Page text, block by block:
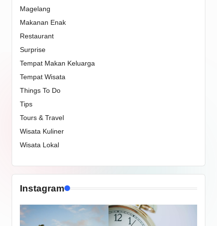
Magelang
Makanan Enak
Restaurant
Surprise
Tempat Makan Keluarga
Tempat Wisata
Things To Do
Tips
Tours & Travel
Wisata Kuliner
Wisata Lokal
Instagram